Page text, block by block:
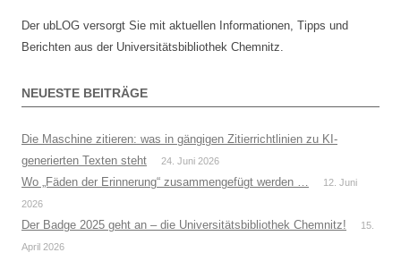
Der ubLOG versorgt Sie mit aktuellen Informationen, Tipps und
Berichten aus der Universitätsbibliothek Chemnitz.
NEUESTE BEITRÄGE
Die Maschine zitieren: was in gängigen Zitierrichtlinien zu KI-
generierten Texten steht
24. Juni 2026
Wo „Fäden der Erinnerung“ zusammengefügt werden …
12. Juni
2026
Der Badge 2025 geht an – die Universitätsbibliothek Chemnitz!
15.
April 2026